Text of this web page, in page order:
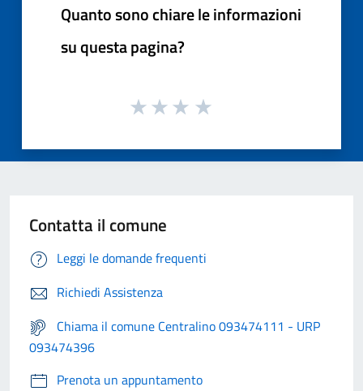
Quanto sono chiare le informazioni
su questa pagina?
Contatta il comune
Leggi le domande frequenti
Richiedi Assistenza
Chiama il comune Centralino 093474111 - URP
093474396
Prenota un appuntamento